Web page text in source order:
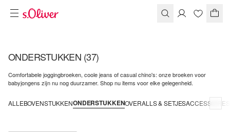
ONDERSTUKKEN (37)
Comfortabele joggingbroeken, coole jeans of casual chino's: onze broeken voor
babyjongens zijn nu nog duurzamer. Shop nu items voor elke gelegenheid.
ALLEBOVENSTUKKENONDERSTUKKENOVERALLS & SETJESACCESSOIRES